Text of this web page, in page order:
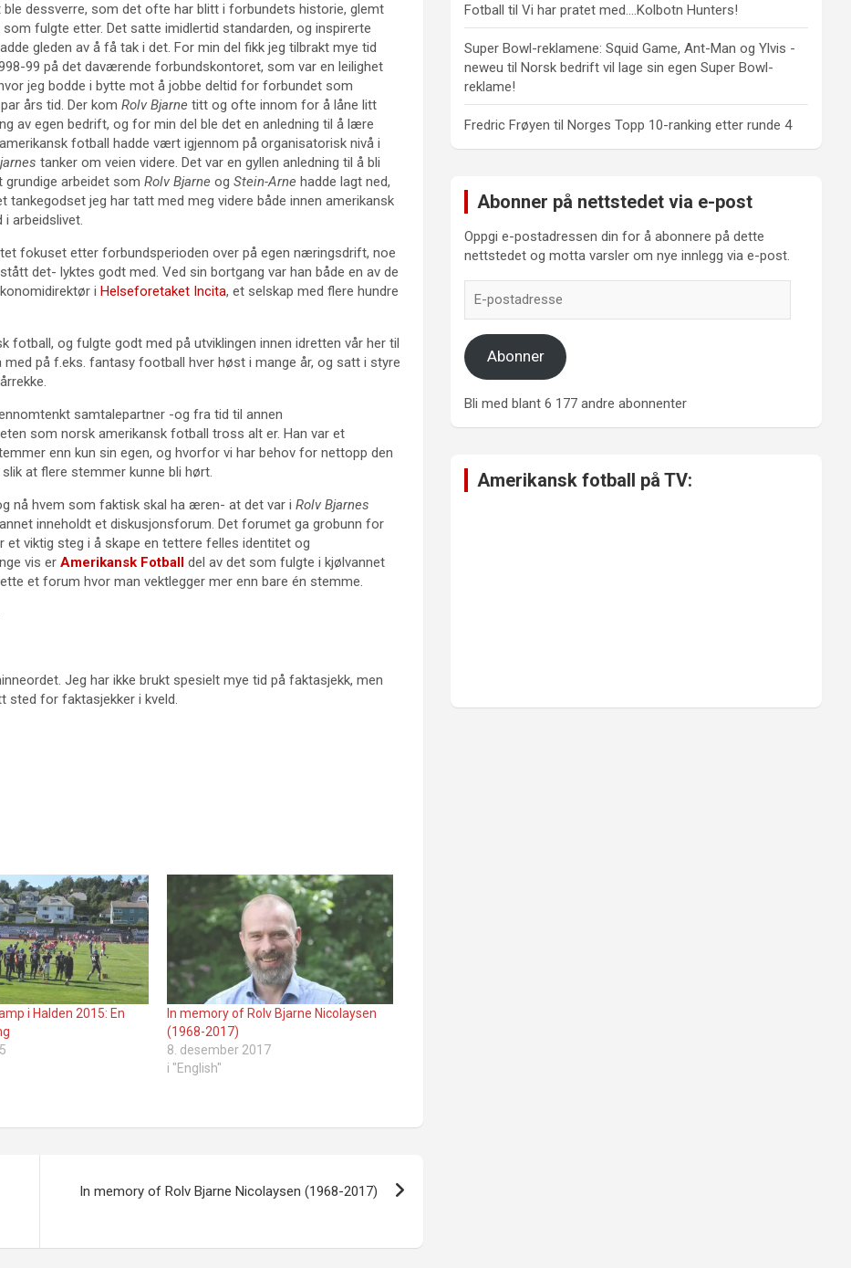
ble dessverre, som det ofte har blitt i forbundets historie, glemt
fulgte etter. Det satte imidlertid standarden, og inspirerte
gleden av å få tak i det. For min del fikk jeg tilbrakt mye tid
99 på det daværende forbundskontoret, som var en leilighet
jeg bodde i bytte mot å jobbe deltid for forbundet som
års tid. Der kom Rolv Bjarne titt og ofte innom for å låne litt
av egen bedrift, og for min del ble det en anledning til å lære
fotball hadde vært igjennom på organisatorisk nivå i
tanker om veien videre. Det var en gyllen anledning til å bli
grundige arbeidet som Rolv Bjarne og Stein-Arne hadde lagt ned,
tankegodset jeg har tatt med meg videre både innen amerikansk
arbeidslivet.
fokuset etter forbundsperioden over på egen næringsdrift, noe
det- lyktes godt med. Ved sin bortgang var han både en av de
i Helseforetaket Incita, et selskap med flere hundre
fotball, og fulgte godt med på utviklingen innen idretten vår her til
med på f.eks. fantasy football hver høst i mange år, og satt i styre
samtalepartner -og fra tid til annen
som norsk amerikansk fotball tross alt er. Han var et
enn kun sin egen, og hvorfor vi har behov for nettopp den
at flere stemmer kunne bli hørt.
nå hvem som faktisk skal ha æren- at det var i Rolv Bjarnes
inneholdt et diskusjonsforum. Det forumet ga grobunn for
viktig steg i å skape en tettere felles identitet og
vis er Amerikansk Fotball del av det som fulgte i kjølvannet
et forum hvor man vektlegger mer enn bare én stemme.
Jeg har ikke brukt spesielt mye tid på faktasjekk, men
sted for faktasjekker i kveld.
i Halden 2015: En
In memory of Rolv Bjarne Nicolaysen
(1968-2017)
8. desember 2017
i "English"
In memory of Rolv Bjarne Nicolaysen (1968-2017)
Fotball tilVi har pratet med….Kolbotn Hunters!
Super Bowl-reklamene: Squid Game, Ant-Man og Ylvis -
neweu tilNorsk bedrift vil lage sin egen Super Bowl-
reklame!
Fredric Frøyen tilNorges Topp 10-ranking etter runde 4
Abonner på nettstedet via e-post
Oppgi e-postadressen din for å abonnere på dette
nettstedet og motta varsler om nye innlegg via e-post.
postadresse
Abonner
Bli med blant 6 177 andre abonnenter
Amerikansk fotball på TV: